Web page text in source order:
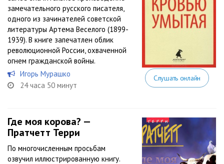
замечательного русского писателя,
одного из зачинателей советской
литературы Артема Веселого (1899-
1939). В книге запечатлен облик
революционной России, охваченной
огнем гражданской войны.
Игорь Мурашко
24 часа 50 минут
Слушать онлайн
Где моя корова? —
Пратчетт Терри
По многочисленным просьбам
озвучил иллюстрированную книгу.